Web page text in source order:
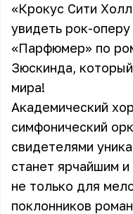
«Крокус Сити
увидеть рок-
«Парфюмер» по
Зюскинда,
мира!
Академический
симфонический
свидетелями
станет ярчайшим
не только для
поклонников